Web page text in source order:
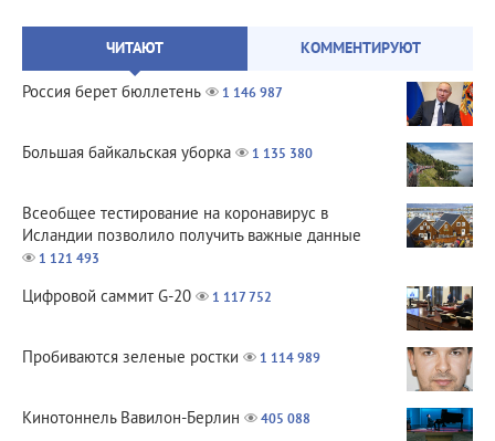
ЧИТАЮТ КОММЕНТИРУЮТ
Россия берет бюллетень 1 146 987
Большая байкальская уборка 1 135 380
Всеобщее тестирование на коронавирус в
Исландии позволило получить важные данные
1 121 493
Цифровой саммит G-20 1 117 752
Пробиваются зеленые ростки 1 114 989
Кинотоннель Вавилон-Берлин 405 088